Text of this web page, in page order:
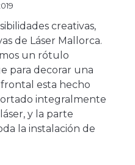
creativas,
de Láser Mallorca.
un rótulo
para decorar una
esta hecho
integralmente
y la parte
la instalación de